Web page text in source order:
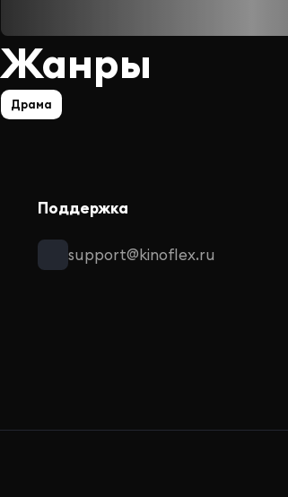
Жанры
Драма
Поддержка
support@kinoflex.ru